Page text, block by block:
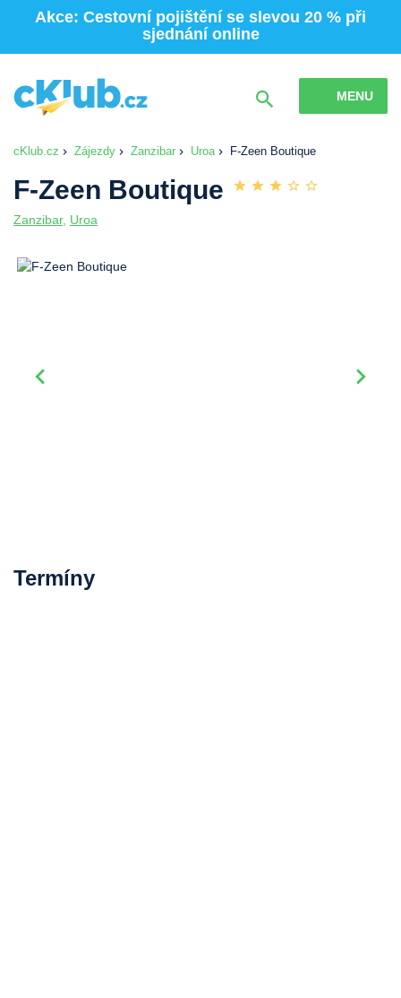
Akce: Cestovní pojištění se slevou 20 % při
sjednání online
MENU
cKlub.cz Zájezdy Zanzibar Uroa F-Zeen Boutique
F-Zeen Boutique
Zanzibar, Uroa
Termíny